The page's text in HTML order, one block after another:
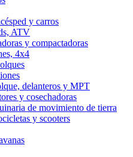
y carros
ATV
y compactadoras
4x4
delanteros y MPT
y cosechadoras
de movimiento de tierra
y scooters